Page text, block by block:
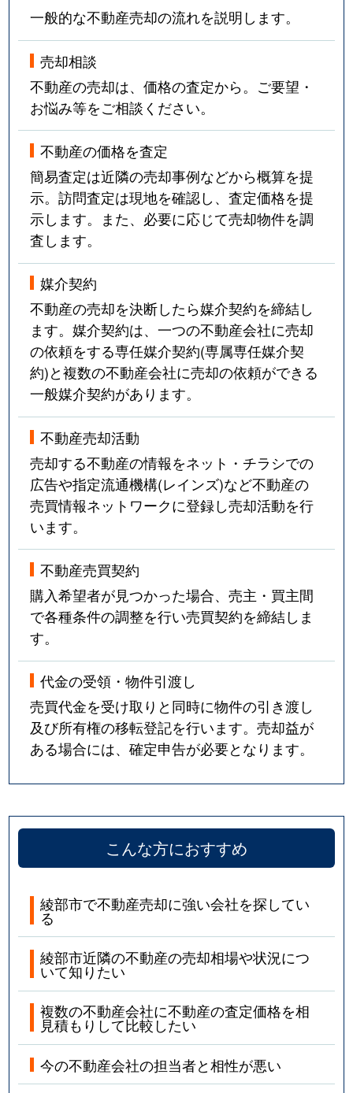
一般的な不動産売却の流れを説明します。
売却相談
不動産の売却は、価格の査定から。ご要望・
お悩み等をご相談ください。
不動産の価格を査定
簡易査定は近隣の売却事例などから概算を提
示。訪問査定は現地を確認し、査定価格を提
示します。また、必要に応じて売却物件を調
査します。
媒介契約
不動産の売却を決断したら媒介契約を締結し
ます。媒介契約は、一つの不動産会社に売却
の依頼をする専任媒介契約(専属専任媒介契
約)と複数の不動産会社に売却の依頼ができる
一般媒介契約があります。
不動産売却活動
売却する不動産の情報をネット・チラシでの
広告や指定流通機構(レインズ)など不動産の
売買情報ネットワークに登録し売却活動を行
います。
不動産売買契約
購入希望者が見つかった場合、売主・買主間
で各種条件の調整を行い売買契約を締結しま
す。
代金の受領・物件引渡し
売買代金を受け取りと同時に物件の引き渡し
及び所有権の移転登記を行います。売却益が
ある場合には、確定申告が必要となります。
こんな方におすすめ
綾部市で不動産売却に強い会社を探してい
る
綾部市近隣の不動産の売却相場や状況につ
いて知りたい
複数の不動産会社に不動産の査定価格を相
見積もりして比較したい
今の不動産会社の担当者と相性が悪い